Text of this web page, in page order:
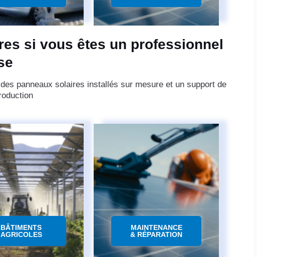
si vous êtes un professionnel
panneaux solaires installés sur mesure et un support de
BÂTIMENTS
AGRICOLES
MAINTENANCE
& RÉPARATION